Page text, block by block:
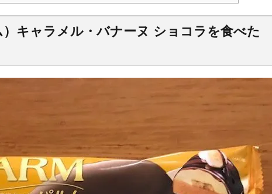
）キャラメル・バナーヌ ショコラを食べた